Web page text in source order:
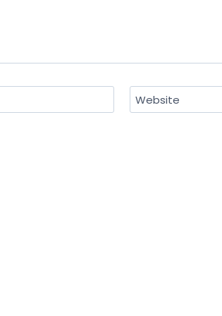
Website